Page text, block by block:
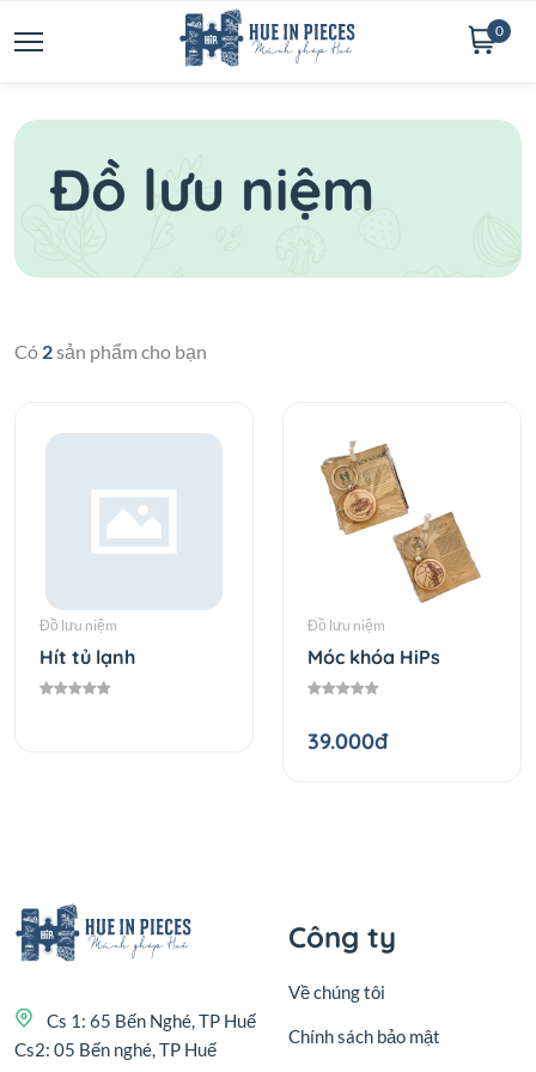
0
Đồ lưu niệm
Có 2sản phẩm cho bạn
Đồ lưu niệm
Hít tủ lạnh
Đồ lưu niệm
Móc khóa HiPs
39.000đ
Cs 1: 65 Bến Nghé, TP Huế
Cs2: 05 Bến nghé, TP Huế
Công ty
Về chúng tôi
Chính sách bảo mật